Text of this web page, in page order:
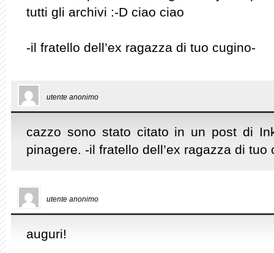
tutti gli archivi :-D ciao ciao
-il fratello dell’ex ragazza di tuo cugino-
utente anonimo
cazzo sono stato citato in un post di
pinagere. -il fratello dell’ex ragazza di tuo
utente anonimo
auguri!